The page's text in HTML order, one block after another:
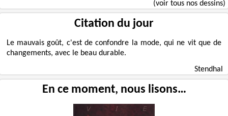
(voir tous nos dessins)
Citation du jour
Le mauvais goût, c'est de confondre la mode, qui ne vit que de
changements, avec le beau durable.
Stendhal
En ce moment, nous lisons…